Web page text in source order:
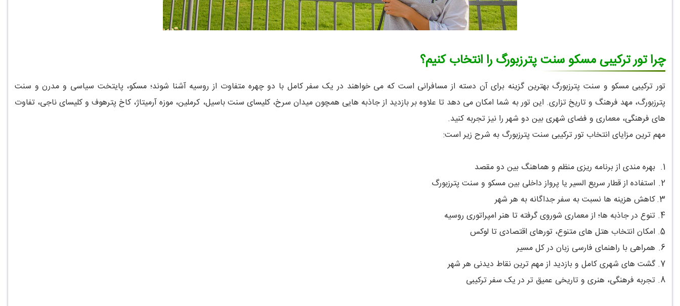
چرا تور ترکیبی مسکو سنت پترزبورگ را انتخاب کنیم؟
تور ترکیبی مسکو و سنت پترزبورگ بهترین گزینه برای آن دسته از مسافرانی است که می خواهند در یک سفر کامل با دو چهره متفاوت از روسیه آشنا شوند؛ مسکو، پایتخت سیاسی و مدرن و سنت
پترزبورگ، مهد فرهنگ و تاریخ تزاری. این تور به شما امکان می دهد تا علاوه بر بازدید از جاذبه هایی همچون میدان سرخ، کلیسای سنت باسیل، کرملین، موزه آرمیتاژ، کاخ پترهوف و کلیسای ناجی، تفاوت
های فرهنگی، معماری و فضای شهری بین دو شهر را نیز تجربه کنید.
مهم ترین مزایای انتخاب تور ترکیبی سنت پترزبورگ به شرح زیر است:
1. بهره مندی از برنامه ریزی منظم و هماهنگ بین دو مقصد
2. استفاده از قطار سریع السیر یا پرواز داخلی بین مسکو و سنت پترزبورگ
3. کاهش هزینه ها نسبت به سفر جداگانه به هر شهر
4. تنوع در جاذبه ها؛ از معماری شوروی گرفته تا هنر امپراتوری روسیه
5. امکان انتخاب هتل های متنوع، تورهای اقتصادی تا لوکس
6. همراهی با راهنمای فارسی زبان در کل مسیر
7. گشت های شهری کامل و بازدید از مهم ترین نقاط دیدنی هر شهر
8. تجربه فرهنگی، هنری و تاریخی عمیق تر در یک سفر ترکیبی